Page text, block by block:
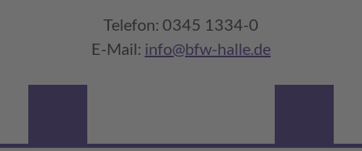
Telefon: 0345 1334-0
E-Mail: info@bfw-halle.de